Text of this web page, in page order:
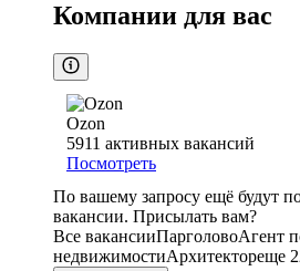
Компании для вас
Ozon
5911 активных вакансий
Посмотреть
По вашему запросу ещё будут
вакансии. Присылать вам?
Все вакансииПарголовоАгент
недвижимостиАрхитектореще